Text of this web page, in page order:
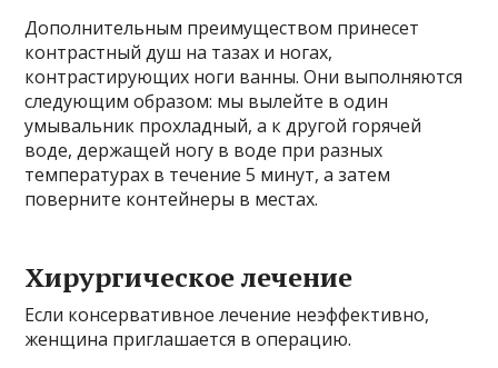
Дополнительным преимуществом принесет
контрастный душ на тазах и ногах,
контрастирующих ноги ванны. Они выполняются
следующим образом: мы вылейте в один
умывальник прохладный, а к другой горячей
воде, держащей ногу в воде при разных
температурах в течение 5 минут, а затем
поверните контейнеры в местах.
Хирургическое лечение
Если консервативное лечение неэффективно,
женщина приглашается в операцию.